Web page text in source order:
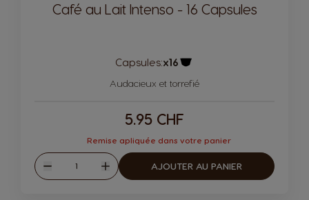
Café au Lait Intenso - 16 Capsules
Capsules:x16
Audacieux et torrefié
5.95 CHF
Remise apliquée dans votre panier
Diminuer
Quantité
Augmenter
AJOUTER AU PANIER